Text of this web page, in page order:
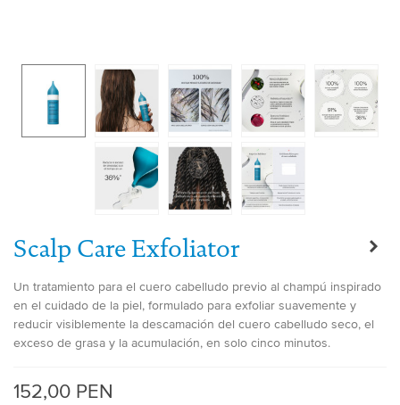
Scalp Care Exfoliator
Un tratamiento para el cuero cabelludo previo al champú inspirado
en el cuidado de la piel, formulado para exfoliar suavemente y
reducir visiblemente la descamación del cuero cabelludo seco, el
exceso de grasa y la acumulación, en solo cinco minutos.
152,00 PEN